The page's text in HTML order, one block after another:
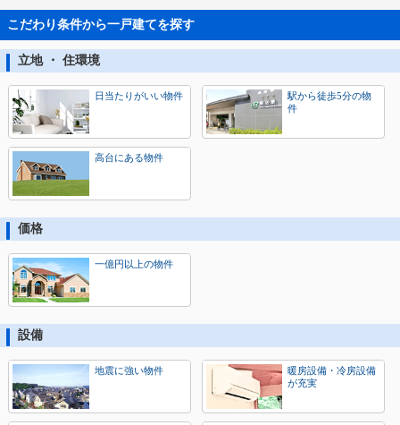
こだわり条件から一戸建てを探す
立地 ・ 住環境
日当たりがいい物件
駅から徒歩5分の物
件
高台にある物件
価格
一億円以上の物件
設備
地震に強い物件
暖房設備・冷房設備
が充実